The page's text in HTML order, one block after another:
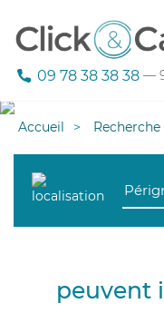
09 78 38 38 38 —
Accueil
peuvent